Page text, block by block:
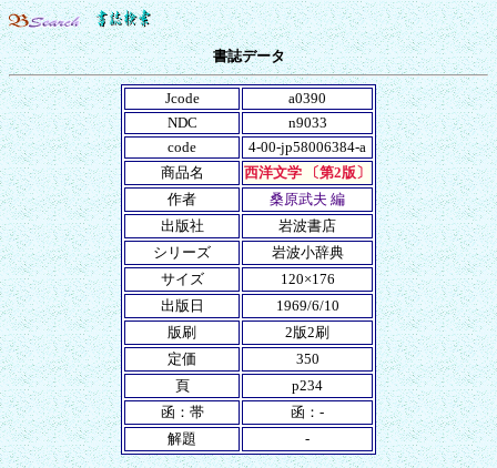
書誌データ
Jcode
a0390
NDC
n9033
code
4-00-jp58006384-a
商品名
西洋文学 〔第2版〕
作者
桑原武夫 編
出版社
岩波書店
シリーズ
岩波小辞典
サイズ
120×176
出版日
1969/6/10
版刷
2版2刷
定価
350
頁
p234
函：帯
函：-
解題
-